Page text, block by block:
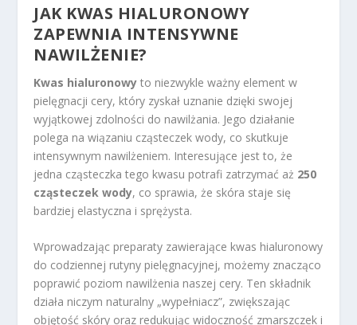
JAK KWAS HIALURONOWY
ZAPEWNIA INTENSYWNE
NAWILŻENIE?
Kwas hialuronowy to niezwykle ważny element w
pielęgnacji cery, który zyskał uznanie dzięki swojej
wyjątkowej zdolności do nawilżania. Jego działanie
polega na wiązaniu cząsteczek wody, co skutkuje
intensywnym nawilżeniem. Interesujące jest to, że
jedna cząsteczka tego kwasu potrafi zatrzymać aż 250
cząsteczek wody, co sprawia, że skóra staje się
bardziej elastyczna i sprężysta.
Wprowadzając preparaty zawierające kwas hialuronowy
do codziennej rutyny pielęgnacyjnej, możemy znacząco
poprawić poziom nawilżenia naszej cery. Ten składnik
działa niczym naturalny „wypełniacz”, zwiększając
objętość skóry oraz redukując widoczność zmarszczek i